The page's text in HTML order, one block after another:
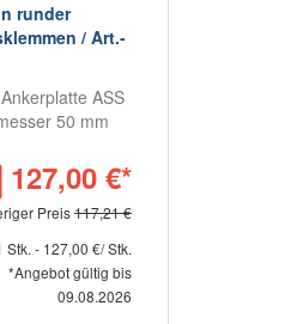
runder
/ Art.-
ASS
50 mm
127,00 €*
Preis117,21 €
Stk. - 127,00 €/ Stk.
*Angebot gültig bis
09.08.2026